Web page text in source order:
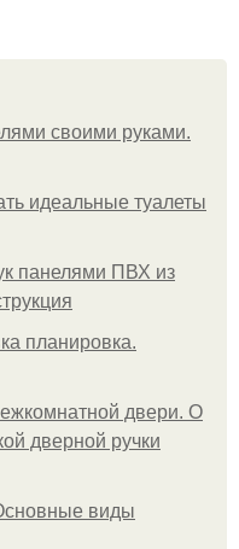
своими руками.
идеальные туалеты
панелями ПВХ из
планировка.
двери. О
дверной ручки
виды